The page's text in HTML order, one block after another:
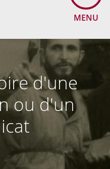
MENU
d'une
ou d'un